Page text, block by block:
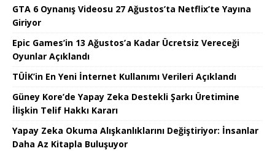
GTA 6 Oynanış Videosu 27 Ağustos’ta Netflix’te Yayına
Giriyor
Epic Games’in 13 Ağustos’a Kadar Ücretsiz Vereceği
Oyunlar Açıklandı
TÜİK’in En Yeni İnternet Kullanımı Verileri Açıklandı
Güney Kore’de Yapay Zeka Destekli Şarkı Üretimine
İlişkin Telif Hakkı Kararı
Yapay Zeka Okuma Alışkanlıklarını Değiştiriyor: İnsanlar
Daha Az Kitapla Buluşuyor